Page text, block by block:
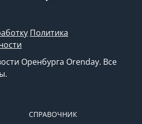
Политика
Оренбурга Orenday. Все
СПРАВОЧНИК